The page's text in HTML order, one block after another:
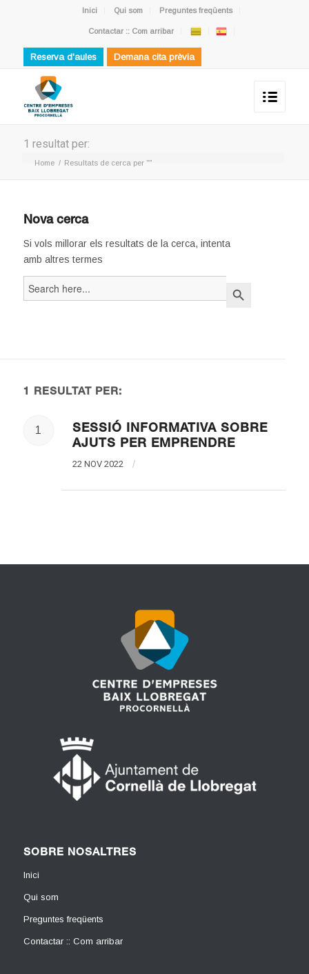
Inici Qui som Preguntes freqüents
Contactar :: Com arribar
Reserva d'aules Demana cita prèvia
1 resultat per:
Home / Resultats de cerca per ""
Nova cerca
Si vols millorar els resultats de la cerca, intenta
amb altres termes
Search
for:
1 RESULTAT PER:
1
SESSIÓ INFORMATIVA SOBRE
AJUTS PER EMPRENDRE
22 NOV 2022 /
SOBRE NOSALTRES
Inici
Qui som
Preguntes freqüents
Contactar :: Com arribar